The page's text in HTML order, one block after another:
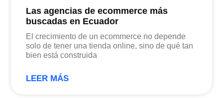
Las agencias de ecommerce más
buscadas en Ecuador
El crecimiento de un ecommerce no depende
solo de tener una tienda online, sino de qué tan
bien está construida
LEER MÁS